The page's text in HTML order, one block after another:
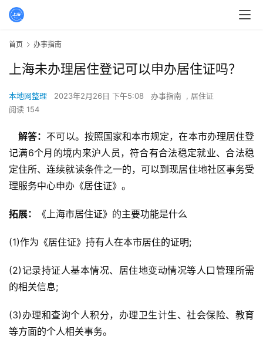
首页 办事指南
上海未办理居住登记可以申办居住证吗？
本地网整理 2023年2月26日 下午5:08 办事指南 , 居住证
阅读 154
解答： 不可以。按照国家和本市规定，在本市办理居住登
记满6个月的境内来沪人员，符合有合法稳定就业、合法稳
定住所、连续就读条件之一的，可以到现居住地社区事务受
理服务中心申办《居住证》。
拓展： 《上海市居住证》的主要功能是什么
(1)作为《居住证》持有人在本市居住的证明;
(2)记录持证人基本情况、居住地变动情况等人口管理所需
的相关信息;
(3)办理和查询个人积分，办理卫生计生、社会保险、教育
等方面的个人相关事务。